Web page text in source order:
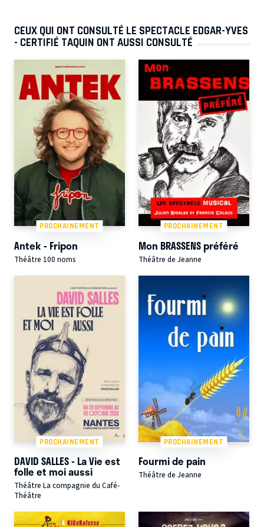
CEUX QUI ONT CONSULTÉ LE SPECTACLE EDGAR-YVES
- CERTIFIÉ TAQUIN ONT AUSSI CONSULTÉ
PROCHAINEMENT
Antek - Fripon
Théâtre 100 noms
PROCHAINEMENT
Mon BRASSENS préféré
Théâtre de Jeanne
PROCHAINEMENT
DAVID SALLES - La Vie est
folle et moi aussi
Théâtre La compagnie du Café-
Théâtre
PROCHAINEMENT
Fourmi de pain
Théâtre de Jeanne